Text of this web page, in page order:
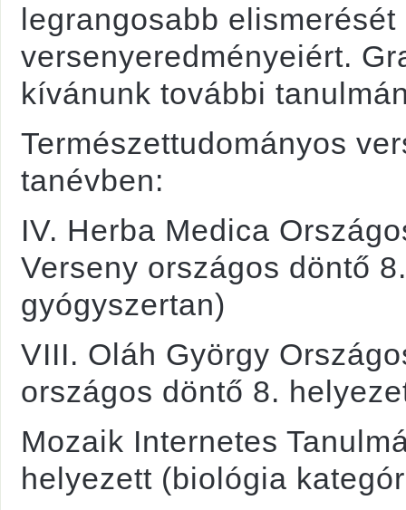
legrangosabb
versenyeredményeiért.
kívánunk további
Természettudományos
tanévben:
IV. Herba Medica
Verseny országos döntő
gyógyszertan)
VIII. Oláh György
országos döntő 8.
Mozaik Internetes
helyezett (biológia